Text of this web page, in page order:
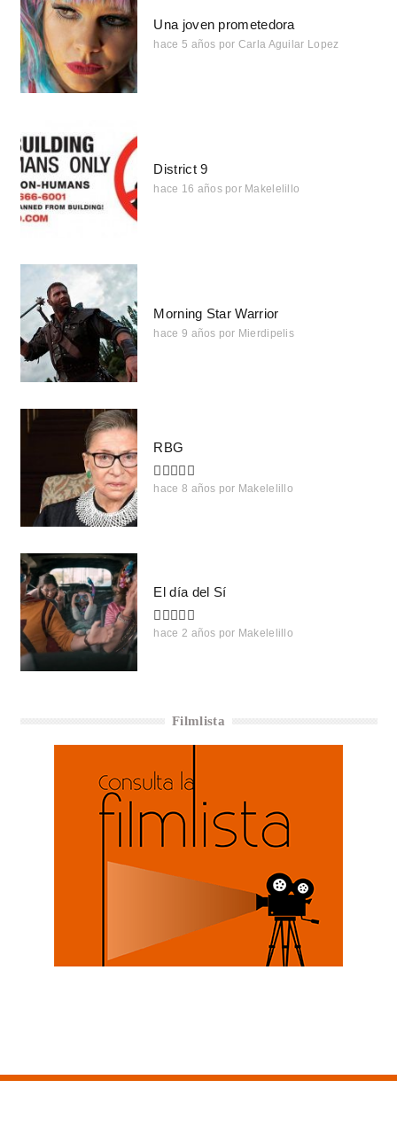
Una joven prometedora
hace 5 años por Carla Aguilar Lopez
District 9
hace 16 años por Makelelillo
Morning Star Warrior
hace 9 años por Mierdipelis
RBG
hace 8 años por Makelelillo
El día del Sí
hace 2 años por Makelelillo
Filmlista